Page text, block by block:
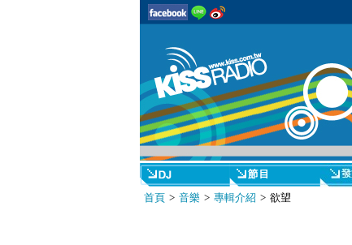
首頁> 音樂> 專輯介紹 > 欲望